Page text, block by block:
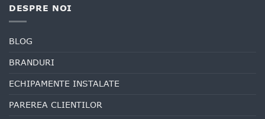
DESPRE NOI
BLOG
BRANDURI
ECHIPAMENTE INSTALATE
PAREREA CLIENTILOR